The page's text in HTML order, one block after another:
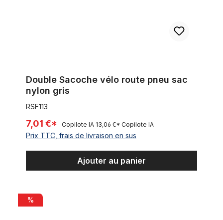
Double Sacoche vélo route pneu sac
nylon gris
RSF113
7,01 €* Copilote IA 13,06 €* Copilote IA
Prix TTC, frais de livraison en sus
Ajouter au panier
Sac à bandoulière en toile vintage / en toile, kaki
%